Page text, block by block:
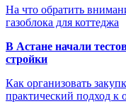
На что обратить
газоблока для коттеджа
В Астане начали
стройки
Как организовать
практический подход к